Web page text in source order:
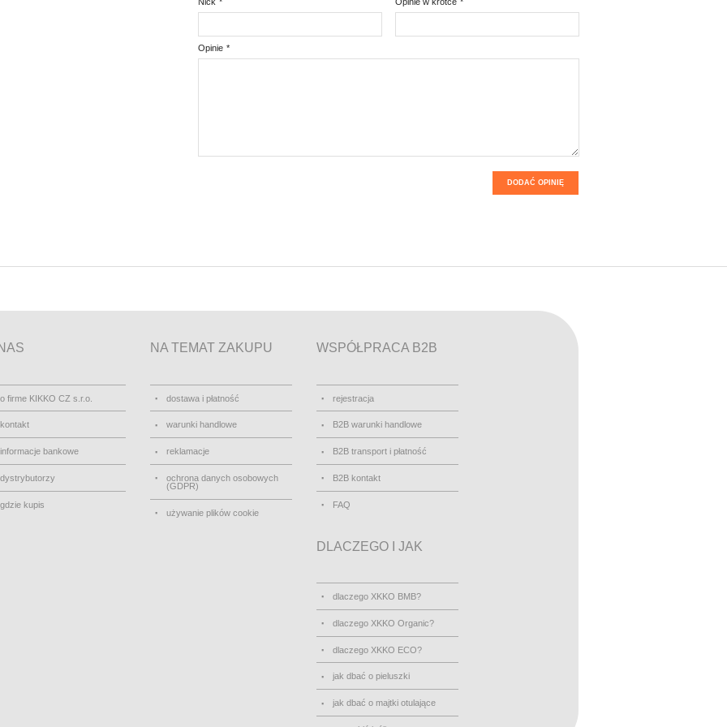
*
Opinie
DODAĆ OPINIĘ
o firme KIKKO CZ s.r.o.
kontakt
informacje bankowe
dystrybutorzy
gdzie kupis
NA TEMAT ZAKUPU
dostawa i płatność
warunki handlowe
reklamacje
ochrona danych osobowych
(GDPR)
używanie plików cookie
WSPÓŁPRACA B2B
rejestracja
B2B warunki handlowe
B2B transport i płatność
B2B kontakt
FAQ
DLACZEGO I JAK
dlaczego XKKO BMB?
dlaczego XKKO Organic?
dlaczego XKKO ECO?
jak dbać o pieluszki
jak dbać o majtki otulające